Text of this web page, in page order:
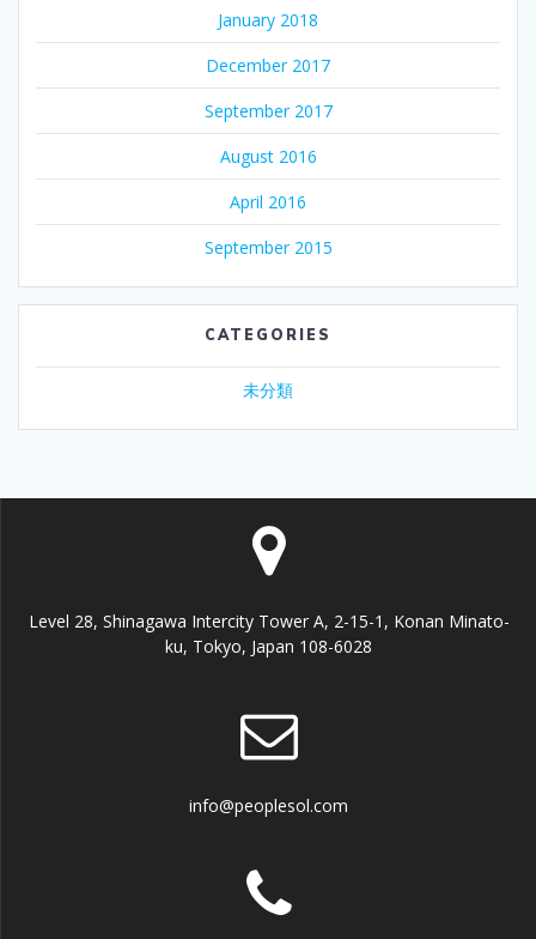
January 2018
December 2017
September 2017
August 2016
April 2016
September 2015
CATEGORIES
未分類
Level 28, Shinagawa Intercity Tower A, 2-15-1, Konan Minato-
ku, Tokyo, Japan 108-6028
info@peoplesol.com